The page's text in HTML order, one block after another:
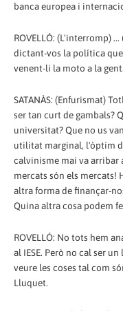
banca europea i
ROVELLÓ: (L'interromp)
dictant-vos la política que
venent-li la moto a la
SATANÀS: (Enfurismat)
ser tan curt de gambals?
universitat? Que no us
utilitat marginal, l'òptim
calvinisme mai va arribar
mercats són els mercats!
altra forma de finançar-
Quina altra cosa podem
ROVELLÓ: No tots hem
al IESE. Però no cal ser
veure les coses tal com
Lluquet.